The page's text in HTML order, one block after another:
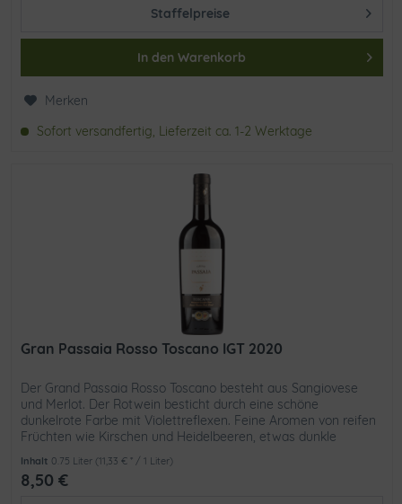
Staffelpreise
In den Warenkorb
Merken
Sofort versandfertig, Lieferzeit ca. 1-2 Werktage
Gran Passaia Rosso Toscano IGT 2020
Der Grand Passaia Rosso Toscano besteht aus Sangiovese
und Merlot. Der Rotwein besticht durch eine schöne
dunkelrote Farbe mit Violettreflexen. Feine Aromen von reifen
Früchten wie Kirschen und Heidelbeeren, etwas dunkle
Inhalt 0.75 Liter (11,33 € * / 1 Liter)
8,50 €